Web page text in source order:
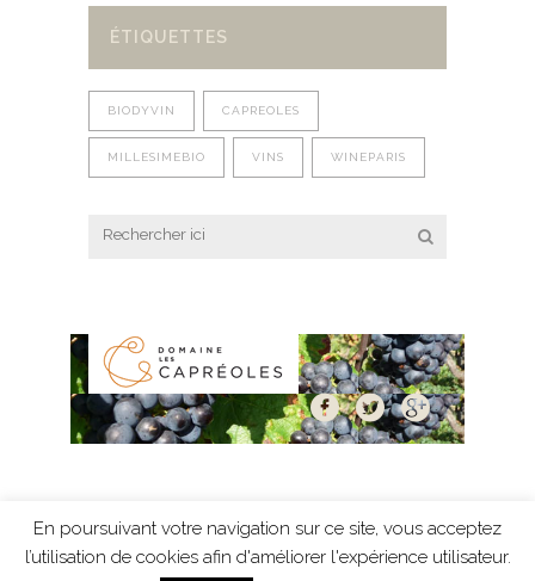
ÉTIQUETTES
BIODYVIN CAPREOLES
MILLESIMEBIO VINS WINEPARIS
création Résonance Communication
En poursuivant votre navigation sur ce site, vous acceptez
l’utilisation de cookies afin d'améliorer l'expérience utilisateur.